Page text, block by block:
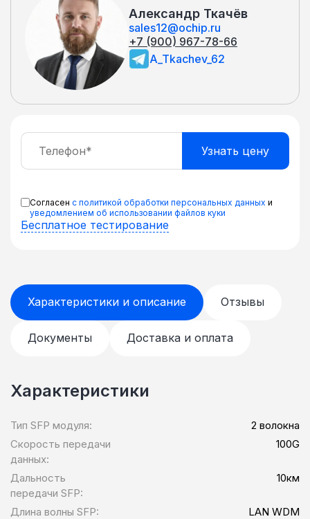
Александр Ткачёв
sales12@ochip.ru
+7 (900) 967-78-66
A_Tkachev_62
Согласен с политикой обработки персональных данных и
уведомлением об использовании файлов куки
Бесплатное тестирование
Характеристики и описание Отзывы
Документы Доставка и оплата
Характеристики
Тип SFP модуля:
2 волокна
Скорость передачи
данных:
100G
Дальность
передачи SFP:
10км
Длина волны SFP:
LAN WDM